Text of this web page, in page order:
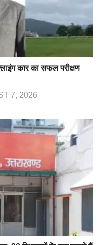
कार का सफल परीक्षण
7, 2026